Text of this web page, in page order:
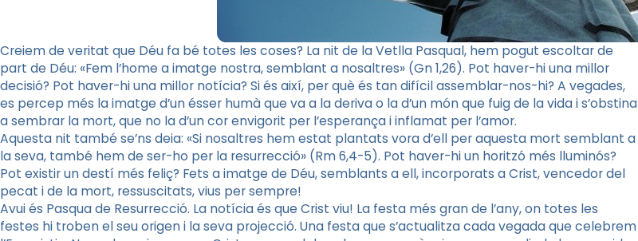
Creiem de veritat que Déu fa bé totes les coses? La nit de la Vetlla Pasqual, hem pogut escoltar de
part de Déu: «Fem l’home a imatge nostra, semblant a nosaltres» (Gn 1,26). Pot haver-hi una millor
decisió? Pot haver-hi una millor notícia? Si és així, per què és tan difícil assemblar-nos-hi? A vegades,
es percep més la imatge d’un ésser humà que va a la deriva o la d’un món que fuig de la vida i s’obstina
a sembrar la mort, que no la d’un cor envigorit per l’esperança i inflamat per l’amor.
Aquesta nit també se’ns deia: «Si nosaltres hem estat plantats vora d’ell per aquesta mort semblant a
la seva, també hem de ser-ho per la resurrecció» (Rm 6,4-5). Pot haver-hi un horitzó més lluminós?
Pot existir un destí més feliç? Fets a imatge de Déu, semblants a ell, incorporats a Crist, vencedor del
pecat i de la mort, ressuscitats, vius per sempre!
Avui és Pasqua de Resurrecció. La notícia és que Crist viu! La festa més gran de l’any, on totes les
festes hi troben el seu origen i la seva projecció. Una festa que s’actualitza cada vegada que celebrem